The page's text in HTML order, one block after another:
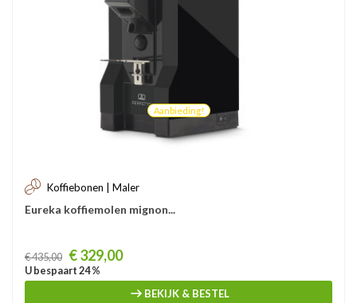
Aanbieding!
Koffiebonen | Maler
Eureka koffiemolen mignon...
Prijs
€ 435,00 € 329,00
U bespaart 24 %
BEKIJK & BESTEL